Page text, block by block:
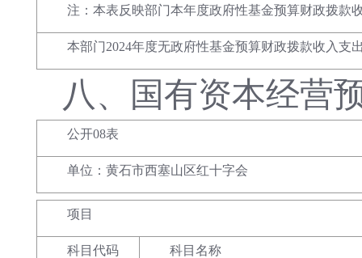
注：本表反映部门本年度政府性基金预算财政拨款
本部门2024年度无政府性基金预算财政拨款收入支
八、 国有资本经营
公开08表
单位：黄石市西塞山区红十字会
项目
科目代码 科目名称